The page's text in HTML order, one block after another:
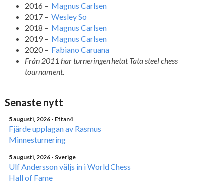
2016 – Magnus Carlsen
2017 – Wesley So
2018 – Magnus Carlsen
2019 – Magnus Carlsen
2020 – Fabiano Caruana
Från 2011 har turneringen hetat Tata steel chess
tournament.
Senaste nytt
5 augusti, 2026 - Ettan4
Fjärde upplagan av Rasmus
Minnesturnering
5 augusti, 2026 - Sverige
Ulf Andersson väljs in i World Chess
Hall of Fame